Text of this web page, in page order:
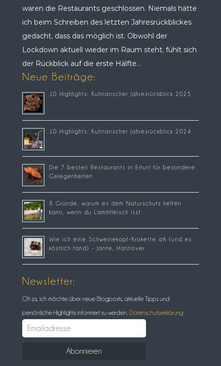
waren die Restaurants geschlossen. Niemals hätte
ich beim Schreiben des letzten Jahresrückblickes
gedacht, dass das möglich ist. Obwohl der
Lockdown aktuell wieder im Raum steht, fühlt sich
der Rückblick auf die erste Hälfte...
Neue Beiträge:
10 Highlights: Kulinarischer Jahresrückblick 2025
10 Highlights: Kulinarischer Jahresrückblick 2024
Die 7 besten Restaurants in Erfurt für besondere
Gelegenheiten
8 Gründe, warum es dem Naturschutz helfen
kann, wenn du Lammfleisch isst
Wie ich eine Schweinekopf-Krokette aß (und es
köstlich fand) – Jante, Hannover
Newsletter:
Oh ja, ich möchte über neue Blogposts, aktuelle Tipps und
persönliche Highlights informiert zu werden. Datenschutzerklärung